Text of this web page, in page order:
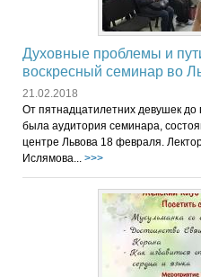
Духовные проблемы и
воскресный семинар во
21.02.2018
От пятнадцатилетних девушек
была аудитория семинара,
центре Львова 18 февраля.
Ислямова... >>>